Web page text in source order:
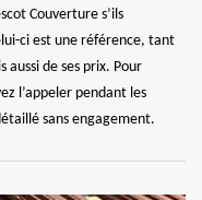
Couverture s’ils
ci est une référence, tant
aussi de ses prix. Pour
l’appeler pendant les
sans engagement.